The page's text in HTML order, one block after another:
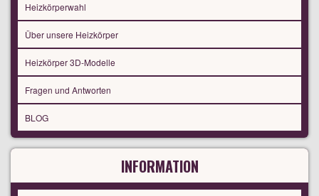
Heizkörperwahl
Über unsere Heizkörper
Heizkörper 3D-Modelle
Fragen und Antworten
BLOG
INFORMATION